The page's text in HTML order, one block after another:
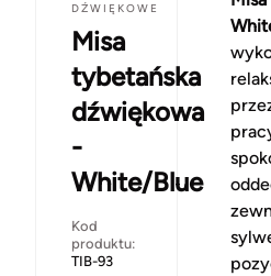
DŹWIĘKOWE
Misa
tybetańska
dźwiękowa
-
White/Blue
Kod
produktu:
TIB-93